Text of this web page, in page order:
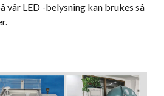
vår LED -belysning kan brukes så